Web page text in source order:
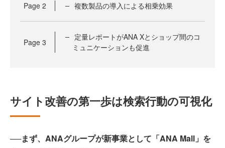
Page 2 複数製品の導入による相乗効果
Page 3
定量レポートがANA Xとショップ間のコ
ミュニケーションも促進
サイト改善の第一歩は検索行動の可視化
──まず、ANAグループが新事業として「ANA Mall」を